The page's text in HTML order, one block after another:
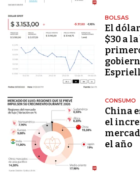
BOLSAS
El
$30 a
CONSUMO
China
el
el año